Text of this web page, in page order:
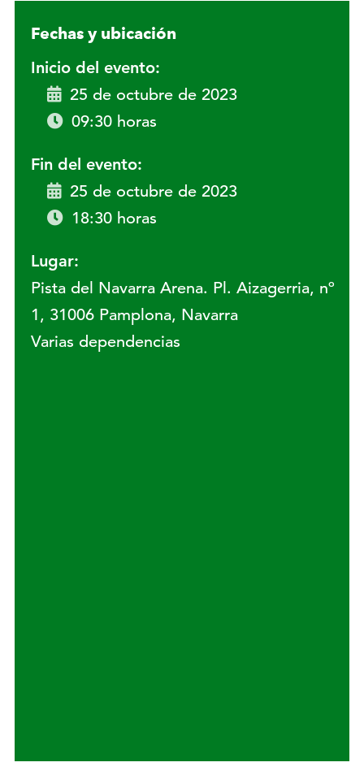
Fechas y ubicación
Inicio del evento:
25 de octubre de 2023
09:30 horas
Fin del evento:
25 de octubre de 2023
18:30 horas
Lugar:
Pista del Navarra Arena. Pl. Aizagerria, nº
1, 31006 Pamplona, Navarra
Varias dependencias